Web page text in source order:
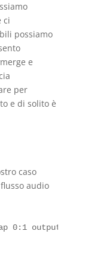
ci
possiamo
e
per
e di solito è
caso
audio